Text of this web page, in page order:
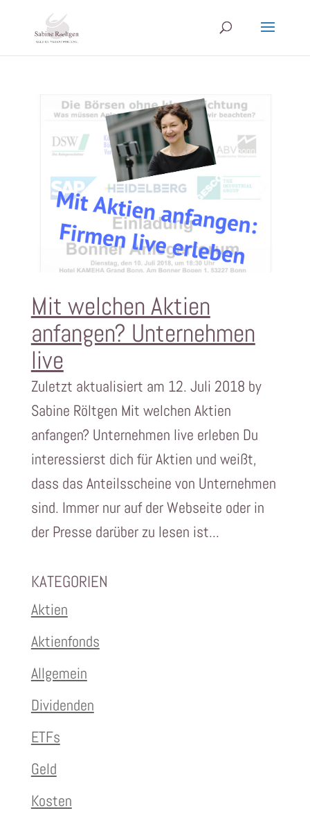
Mit welchen Aktien
anfangen? Unternehmen
live
Zuletzt aktualisiert am 12. Juli 2018 by
Sabine Röltgen Mit welchen Aktien
anfangen? Unternehmen live erleben Du
interessierst dich für Aktien und weißt,
dass das Anteilsscheine von Unternehmen
sind. Immer nur auf der Webseite oder in
der Presse darüber zu lesen ist...
KATEGORIEN
Aktien
Aktienfonds
Allgemein
Dividenden
ETFs
Geld
Kosten